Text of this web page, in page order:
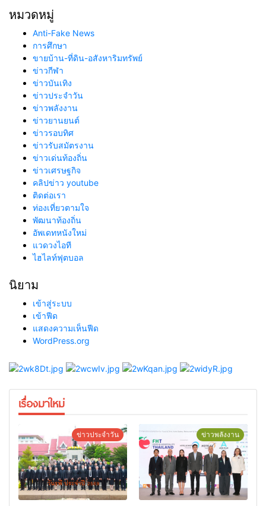
หมวดหมู่
Anti-Fake News
การศึกษา
ขายบ้าน-ที่ดิน-อสังหาริมทรัพย์
ข่าวกีฬา
ข่าวบันเทิง
ข่าวประจำวัน
ข่าวพลังงาน
ข่าวยานยนต์
ข่าวรอบทิศ
ข่าวรับสมัตรงาน
ข่าวเด่นท้องถิ่น
ข่าวเศรษฐกิจ
คลิปข่าว youtube
ติดต่อเรา
ท่องเที่ยวตามใจ
พัฒนาท้องถิ่น
อัพเดทหนังใหม่
แวดวงไอที
ไฮไลท์ฟุตบอล
นิยาม
เข้าสู่ระบบ
เข้าฟีด
แสดงความเห็นฟีด
WordPress.org
เรื่องมาใหม่
ข่าวประจำวัน ข่าวพลังงาน